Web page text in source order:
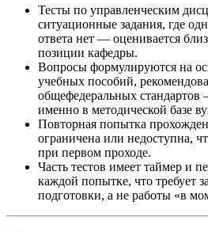
Тесты по управленческим
ситуационные задания, где
ответа нет — оценивается
позиции кафедры.
Вопросы формулируются на
учебных пособий,
общефедеральных
именно в методической базе
Повторная попытка
ограничена или недоступна,
при первом проходе.
Часть тестов имеет таймер и
каждой попытке, что требует
подготовки, а не работы «в